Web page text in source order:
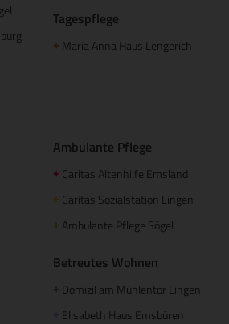
Tagespflege
+ Maria Anna Haus Lengerich
Ambulante Pflege
+ Caritas Altenhilfe Emsland
+ Caritas Sozialstation Lingen
+ Ambulante Pflege Sögel
Betreutes Wohnen
Domizil am Mühlentor Lingen
Elisabeth Haus Emsbüren